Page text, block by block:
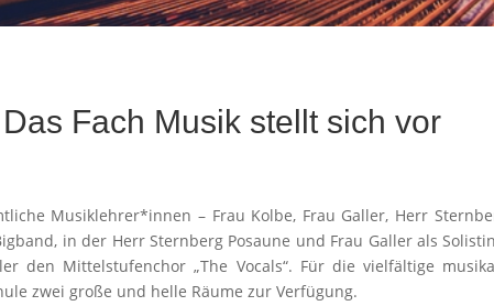
Das Fach Musik stellt sich vor
Musiklehrer*innen – Frau Kolbe, Frau Galler, Herr
in der Herr Sternberg Posaune und Frau Galler als
den Mittelstufenchor „The Vocals“. Für die vielfältige
zwei große und helle Räume zur Verfügung.